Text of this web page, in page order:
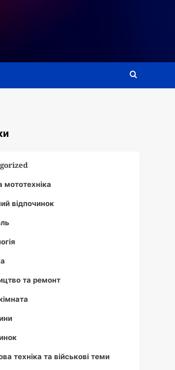
мототехніка
відпочинок
та ремонт
техніка та військові теми